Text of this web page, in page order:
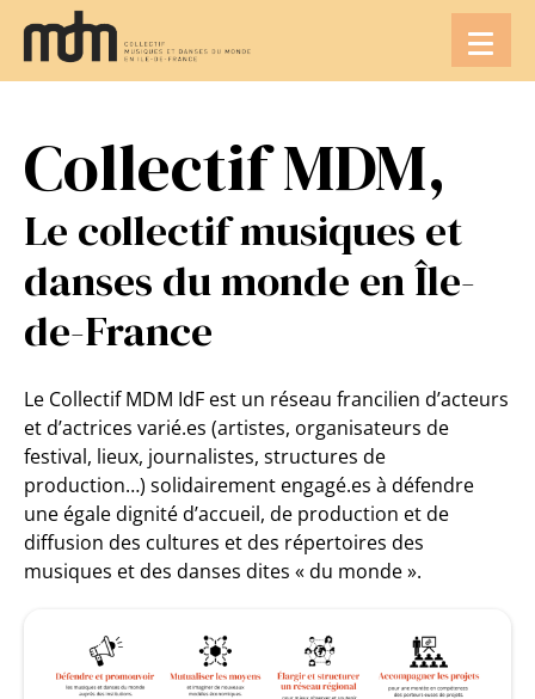
contenu
Collectif MDM,
Le collectif musiques et
danses du monde en Île-
de-France
Le Collectif MDM IdF est un réseau francilien d’acteurs
et d’actrices varié.es (artistes, organisateurs de
festival, lieux, journalistes, structures de
production…) solidairement engagé.es à défendre
une égale dignité d’accueil, de production et de
diffusion des cultures et des répertoires des
musiques et des danses dites « du monde ».